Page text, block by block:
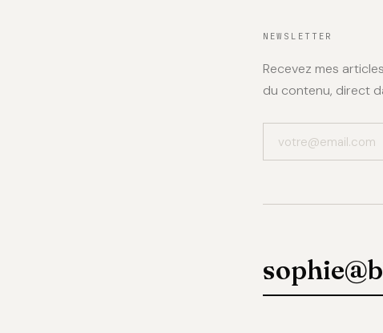
NEWSLETTER
Recevez mes
du contenu, direct